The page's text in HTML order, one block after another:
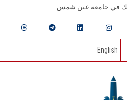
بك في جامعة عين شمس
English